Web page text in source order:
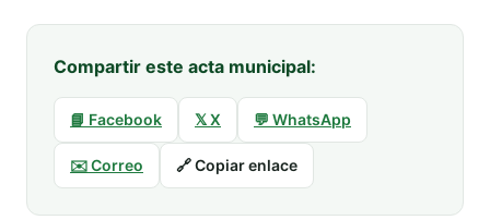
Compartir este acta municipal:
📘 Facebook 𝕏 X 💬 WhatsApp
✉️ Correo 🔗 Copiar enlace